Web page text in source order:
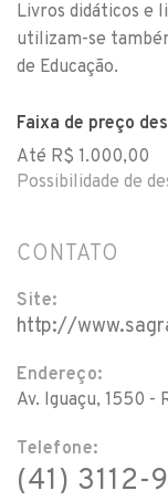
Livros didáticos e
utilizam-se
de Educação.
Faixa de preço
Até R$ 1.000,00
Possibilidade de
CONTATO
Site:
http://
Endereço:
Av. Iguaçu, 1550 -
Telefone:
(41) 3112-